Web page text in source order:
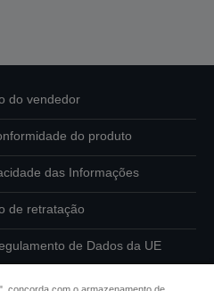
do vendedor
do produto
das Informações
de retratação
de Dados da UE